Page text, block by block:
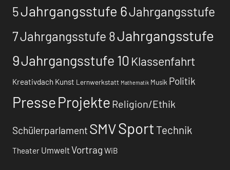
5Jahrgangsstufe 6Jahrgangsstufe
7Jahrgangsstufe 8Jahrgangsstufe
9Jahrgangsstufe 10 Klassenfahrt
Kreativdach Kunst Lernwerkstatt Mathematik Musik Politik
PresseProjekte Religion/Ethik
Schülerparlament SMVSport Technik
Theater UmweltVortrag WiB